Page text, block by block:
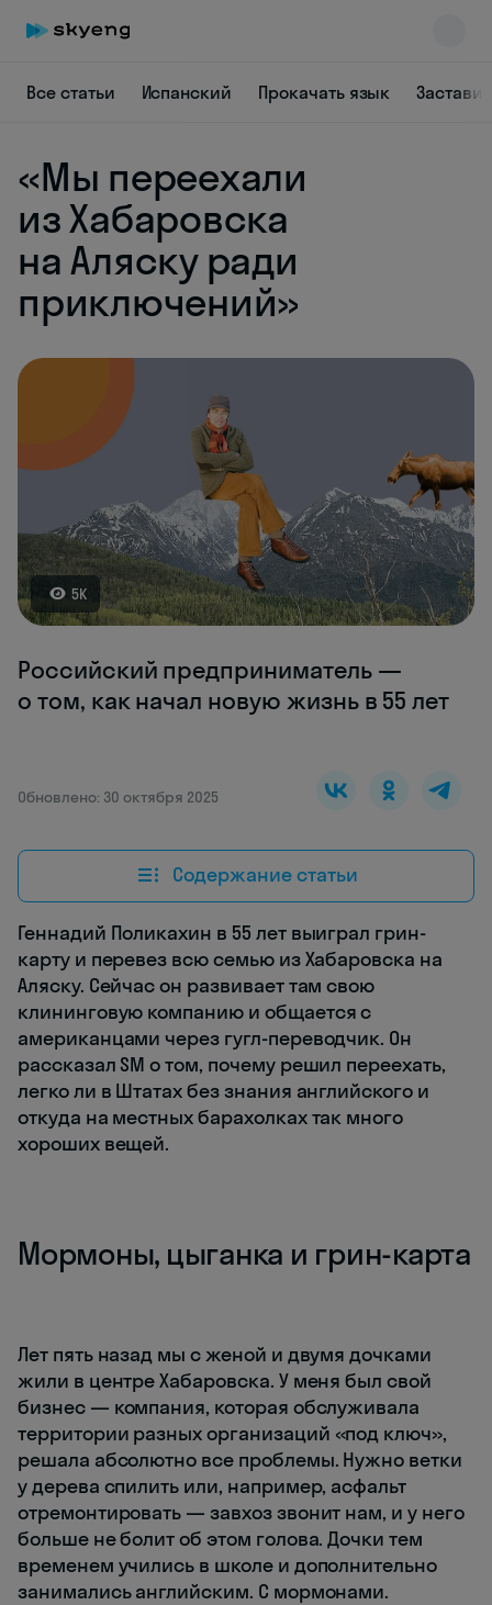
Все статьи Испанский Прокачать язык
«Мы переехали
из Хабаровска
на Аляску ради
приключений»
5K
Российский предприниматель —
о том, как начал новую жизнь в 55 лет
Обновлено: 30 октября 2025
Содержание статьи
Геннадий Поликахин в 55 лет выиграл грин-
карту и перевез всю семью из Хабаровска на
Аляску. Сейчас он развивает там свою
клининговую компанию и общается с
американцами через гугл-переводчик. Он
рассказал SМ о том, почему решил переехать,
легко ли в Штатах без знания английского и
откуда на местных барахолках так много
хороших вещей.
Мормоны, цыганка и грин-карта
Лет пять назад мы с женой и двумя дочками
жили в центре Хабаровска. У меня был свой
бизнес — компания, которая обслуживала
территории разных организаций «под ключ»,
решала абсолютно все проблемы. Нужно ветки
у дерева спилить или, например, асфальт
отремонтировать — завхоз звонит нам, и у него
больше не болит об этом голова. Дочки тем
временем учились в школе и дополнительно
занимались английским. С мормонами.
online